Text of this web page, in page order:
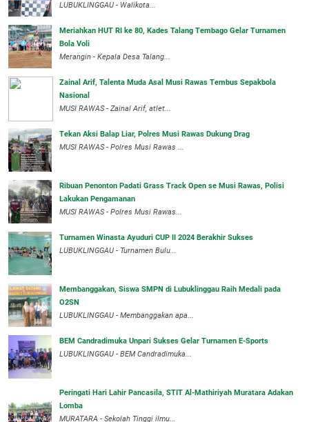
LUBUKLINGGAU - Walikota...
Meriahkan HUT RI ke 80, Kades Talang Tembago Gelar Turnamen
Bola Voli
Merangin - Kepala Desa Talang...
Zainal Arif, Talenta Muda Asal Musi Rawas Tembus Sepakbola
Nasional
MUSI RAWAS - Zainal Arif, atlet...
Tekan Aksi Balap Liar, Polres Musi Rawas Dukung Drag
MUSI RAWAS - Polres Musi Rawas ...
Ribuan Penonton Padati Grass Track Open se Musi Rawas, Polisi
Lakukan Pengamanan
MUSI RAWAS - Polres Musi Rawas...
Turnamen Winasta Ayuduri CUP II 2024 Berakhir Sukses
LUBUKLINGGAU - Turnamen Bulu...
Membanggakan, Siswa SMPN di Lubuklinggau Raih Medali pada
O2SN
LUBUKLINGGAU - Membanggakan apa...
BEM Candradimuka Unpari Sukses Gelar Turnamen E-Sports
LUBUKLINGGAU - BEM Candradimuka...
Peringati Hari Lahir Pancasila, STIT Al-Mathiriyah Muratara Adakan
Lomba
MURATARA - Sekolah Tinggi ilmu...